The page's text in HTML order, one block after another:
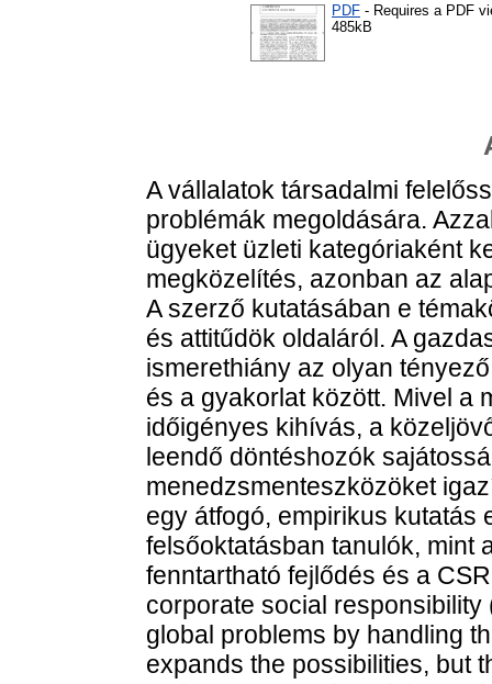
PDF - Requires a PDF
485kB
A vállalatok társadalmi
problémák megoldására.
ügyeket üzleti kategóriaként
megközelítés, azonban az
A szerző kutatásában e
és attitűdök oldaláról. A
ismerethiány az olyan
és a gyakorlat között. Mivel a
időigényes kihívás, a
leendő döntéshozók
menedzsmenteszközöket
egy átfogó, empirikus kutatás
felsőoktatásban tanulók, mint
fenntartható fejlődés és a
corporate social
global problems by handling
expands the possibilities, but